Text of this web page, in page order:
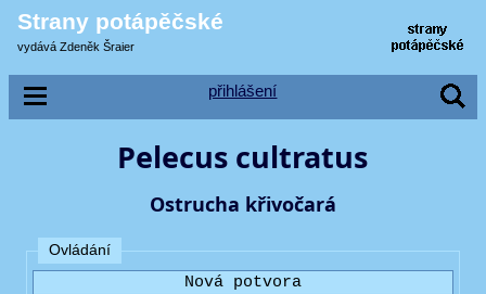
Strany potápěčské
vydává Zdeněk Šraier
přihlášení
Pelecus cultratus
Ostrucha křivočará
Ovládání